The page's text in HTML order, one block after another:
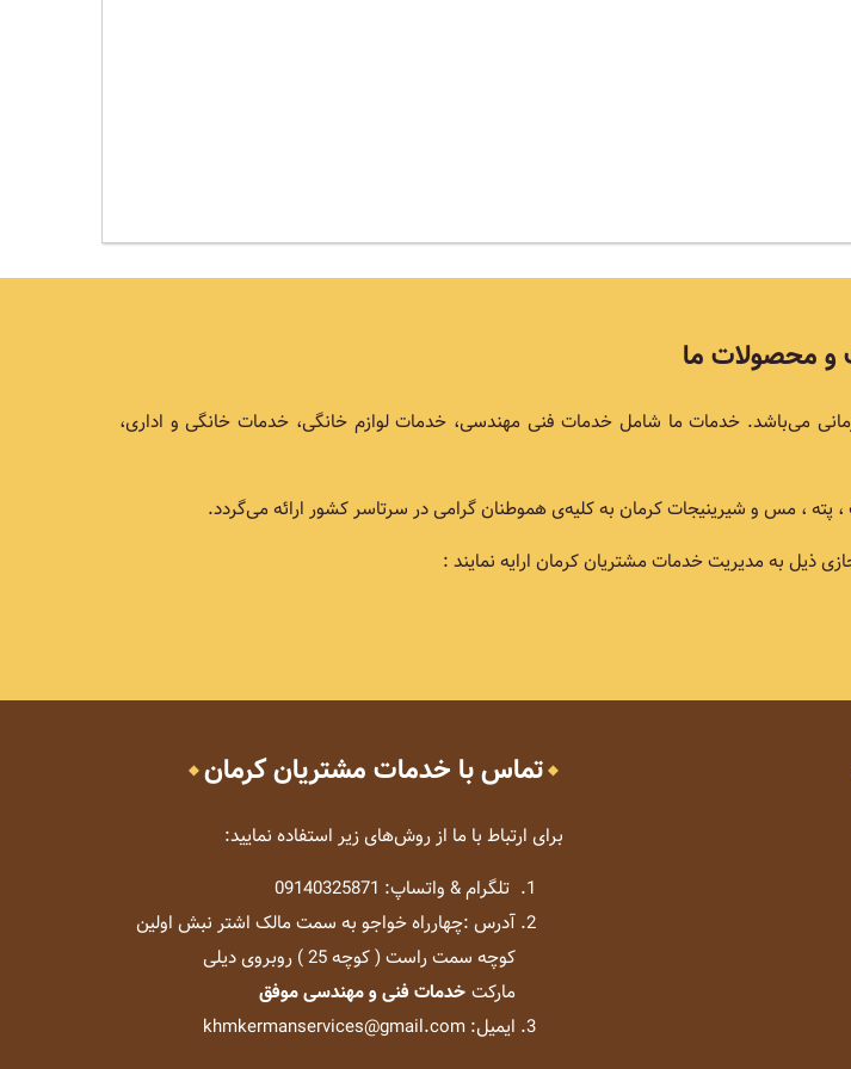
محصولات ما
می‌باشد. خدمات ما شامل خدمات فنی مهندسی، خدمات لوازم خانگی، خدمات خانگی و اداری،
، مس و شیرینیجات کرمان به کلیه‌ی هموطنان گرامی در سرتاسر کشور ارائه می‌گردد.
ذیل به مدیریت خدمات مشتریان کرمان ارایه نمایند :
تماس با خدمات مشتریان کرمان
برای ارتباط با ما از روش‌های زیر استفاده نمایید:
تلگرام & واتساپ: 09140325871
آدرس :چهارراه خواجو به سمت مالک اشتر نبش اولین
کوچه سمت راست ( کوچه 25 ) روبروی دیلی
مارکتخدمات فنی و مهندسی موفق
ایمیل: khmkermanservices@gmail.com